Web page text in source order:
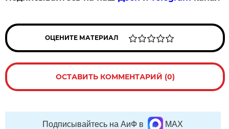
ОЦЕНИТЕ МАТЕРИАЛ
ОСТАВИТЬ КОММЕНТАРИЙ (0)
Подписывайтесь на АиФ в MAX